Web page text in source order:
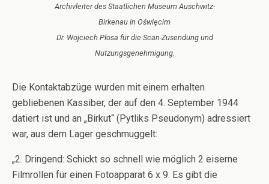
Archivleiter des Staatlichen Museum Auschwitz-
Birkenau in Oświęcim
Dr. Wojciech Płosa für die Scan-Zusendung und
Nutzungsgenehmigung.
Die Kontaktabzüge wurden mit einem erhalten
gebliebenen Kassiber, der auf den 4. September 1944
datiert ist und an „Birkut“ (Pytliks Pseudonym) adressiert
war, aus dem Lager geschmuggelt:
„2. Dringend: Schickt so schnell wie möglich 2 eiserne
Filmrollen für einen Fotoapparat 6 x 9. Es gibt die